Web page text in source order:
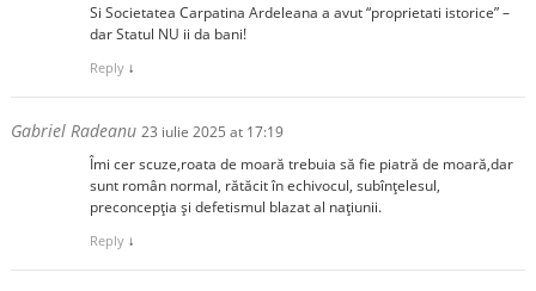
Si Societatea Carpatina Ardeleana a avut “proprietati istorice” –
dar Statul NU ii da bani!
Reply ↓
Gabriel Radeanu 23 iulie 2025 at 17:19
Îmi cer scuze,roata de moară trebuia să fie piatră de moară,dar
sunt român normal, rătăcit în echivocul, subînțelesul,
preconcepția și defetismul blazat al națiunii.
Reply ↓